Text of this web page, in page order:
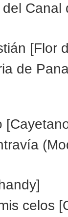
Canal
[Flor
de
celos